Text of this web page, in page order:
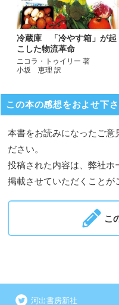
冷蔵庫 「冷やす箱」が起
こした物流革命
ニコラ・トゥイリー 著
小坂 恵理 訳
この本の感想をおよせ下
本書をお読みになったご意
ださい。
投稿された内容は、弊社ホ
掲載させていただくことが
こ
河出書房新社